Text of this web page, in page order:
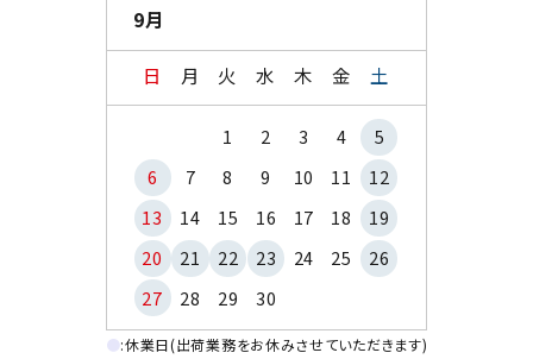
9月
日 月 火 水 木 金 土
1 2 3 4
5
6
7 8 9 10 11
12
13
14 15 16 17 18
19
20
21 22 23 24 25
26
27
28 29 30
●:休業日(出荷業務をお休みさせていただきます)